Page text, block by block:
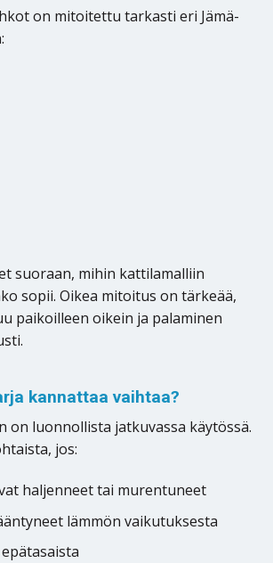
on mitoitettu tarkasti eri Jämä-
suoraan, mihin kattilamalliin
sopii. Oikea mitoitus on tärkeää,
paikoilleen oikein ja palaminen
kannattaa vaihtaa?
on luonnollista jatkuvassa käytössä.
jos:
haljenneet tai murentuneet
lämmön vaikutuksesta